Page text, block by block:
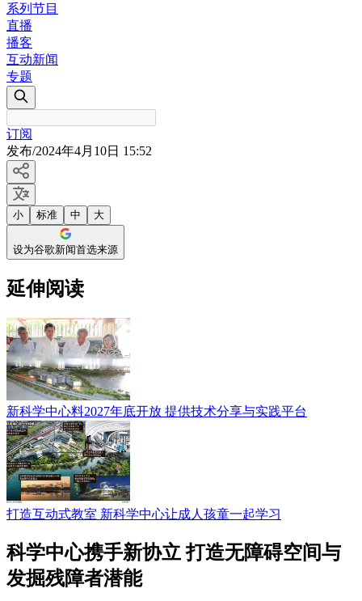
系列节目
直播
播客
互动新闻
专题
订阅
发布/2024年4月10日 15:52
小 标准 中 大
设为谷歌新闻首选来源
延伸阅读
新科学中心料2027年底开放 提供技术分享与实践平台
打造互动式教室 新科学中心让成人孩童一起学习
科学中心携手新协立 打造无障碍空间与
发掘残障者潜能